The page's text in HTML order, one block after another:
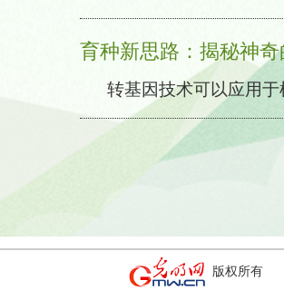
微生物毒素等安全问题，
育种新思路：揭秘神奇
转基因技术可以应用
前植物转基因技术主要有
等。植物选择标记基因也
版权所有